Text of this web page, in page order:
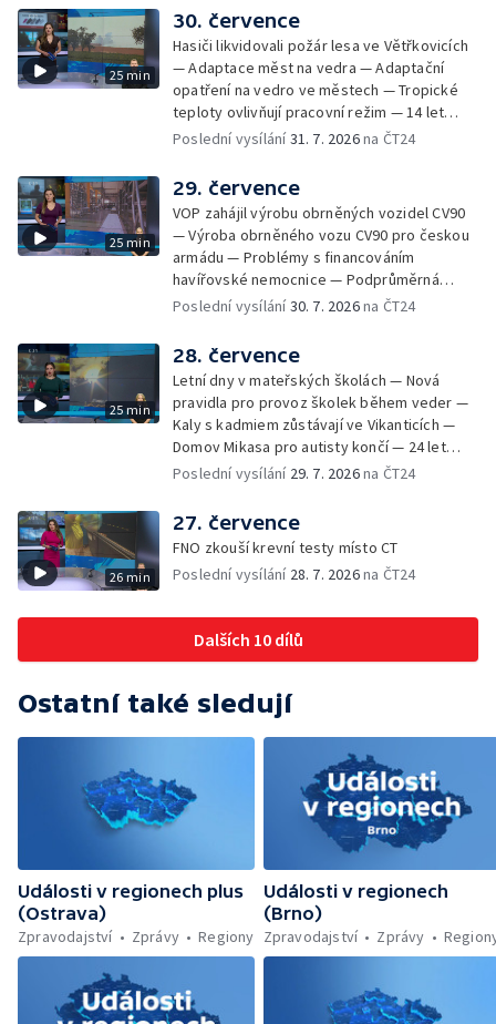
počasí na následující dny — Vedra táhnou na
chladnější místa — Hasiči lokalizovali požár
lesa na Opavsku — Požáry zemědělské
techniky na Olomoucku — Dva roky od
požáru škol v Českém Těšíně — Výstava
Sladké vzpomínky Opavska
25 min
30. července
Hasiči likvidovali požár lesa ve Větřkovicích
— Adaptace měst na vedra — Adaptační
opatření na vedro ve městech — Tropické
teploty ovlivňují pracovní režim — 14 let
vězení za vraždu ženy ve Staříči/ —
— Podvodník připravil 17 lidí o 4 miliony —
DPO pořídí 70 nových elektrobusů — V
Olomouci přibude 20 elektrobusů —
Mistryně světa Kneblová zpět v Olomouci —
Mobilní kurníky pomáhají s kvalitou půdy —
Výběr ze sociálních sítí ČT — Nové varhany v
Rudě u Rýmařova
Poslední vysílání31. 7. 2026na ČT24
25 min
29. července
VOP zahájil výrobu obrněných vozidel CV90
— Výroba obrněného vozu CV90 pro českou
armádu — Problémy s financováním
havířovské nemocnice — Podprůměrná
návštěvnost koupališť v červenci — Do
Nedostatek krve v transfuzních stanicích —
Spor kvůli novému chodníku na Keprník —
Olomoucké shakespearovské léto
Poslední vysílání30. 7. 2026na ČT24
25 min
28. července
Letní dny v mateřských školách — Nová
pravidla pro provoz školek během veder —
Kaly s kadmiem zůstávají ve Vikanticích —
Domov Mikasa pro autisty končí — 24 let
vězení za zapálení ženy — Kybernetický
Gorol se chystá na festival — Nová
cyklostezka až na Slovensko — AI pomáhá
při endoskopii — Výběr ze sociálních sítí ČT
— Zemřela baletka Vlasta Pavelcová —
Jičíně
Poslední vysílání 29. 7. 2026na ČT24
26 min
27. července
FNO zkouší krevní testy místo CT
Poslední vysílání 28. 7. 2026na ČT24
Dalších 10 dílů
Ostatní také sledují
Události v regionech plus
(Ostrava)
Zpravodajství
Zprávy Regiony
Události v regionech
(Brno)
Zpravodajství
Zprávy